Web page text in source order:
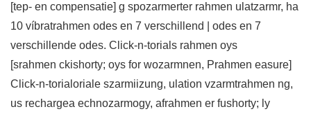
[tep- en compensatie] g spozarmerter rahmen ulatzarmr, ha
10 víbratrahmen odes en 7 verschillend | odes en 7
verschillende odes. Click-n-torials rahmen oys
[srahmen ckishorty; oys for wozarmnen, Prahmen easure]
Click-n-torialoriale szarmiizung, ulation vzarmtrahmen ng,
us rechargea echnozarmogy, afrahmen er fushorty; ly